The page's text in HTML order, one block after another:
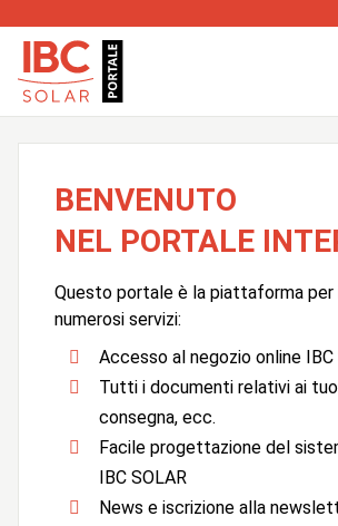
BENVENUTO
NEL PORTALE
Questo portale è la piattaforma per
numerosi servizi:
Accesso al negozio online
Tutti i documenti relativi ai
consegna, ecc.
Facile progettazione del
IBC SOLAR
News e iscrizione alla